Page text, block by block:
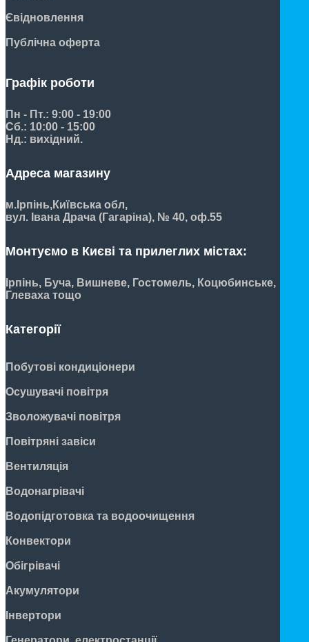
Євідновлення
Публічна оферта
Графік роботи
Пн - Пт.: 9:00 - 19:00
Сб.: 10:00 - 15:00
Нд.: вихідний.
Адреса магазину
м.Ірпінь,Київська обл,
вул. Івана Драча (Гагаріна), № 40, оф.55
Монтуємо в Києві та прилеглих містах:
Ірпінь, Буча, Вишневе, Гостомель, Коцюбинське,
Глеваха тощо
Категорії
Побутові кондиціонери
Осушувачі повітря
Зволожувачі повітря
Повітряні завіси
Вентиляція
Водонагрівачі
Водопідготовка та водоочищення
Конвектори
Обігрівачі
Акумулятори
Інвертори